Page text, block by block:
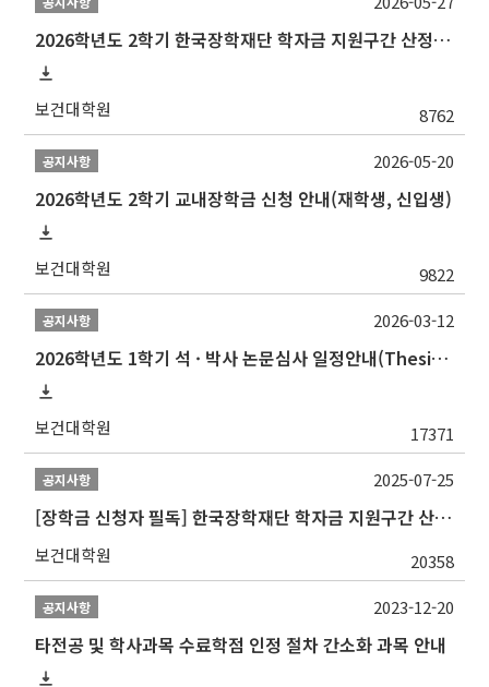
2026학년도 2학기 한국장학재단 학자금 지원구간 산정 신청 안내
보건대학원 8762
공지사항
2026학년도 2학기 교내장학금 신청 안내(재학생, 신입생)
보건대학원 9822
2026-05-20
공지사항
2026학년도 1학기 석 · 박사 논문심사 일정안내(Thesis Defense Schedules)
보건대학원 17371
2026-03-12
공지사항
[장학금 신청자 필독] 한국장학재단 학자금 지원구간 산정 권고
보건대학원 20358
2025-07-25
공지사항
타전공 및 학사과목 수료학점 인정 절차 간소화 과목 안내
2023-12-20